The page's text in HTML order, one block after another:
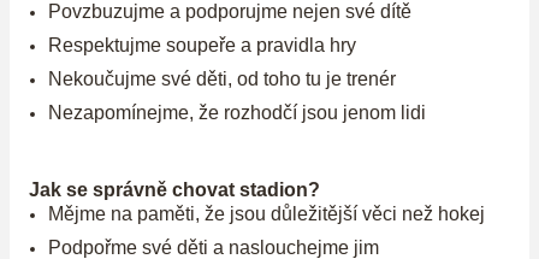
Povzbuzujme a podporujme nejen své dítě
Respektujme soupeře a pravidla hry
Nekoučujme své děti, od toho tu je trenér
Nezapomínejme, že rozhodčí jsou jenom lidi
Jak se správně chovat stadion?
Mějme na paměti, že jsou důležitější věci než hokej
Podpořme své děti a naslouchejme jim